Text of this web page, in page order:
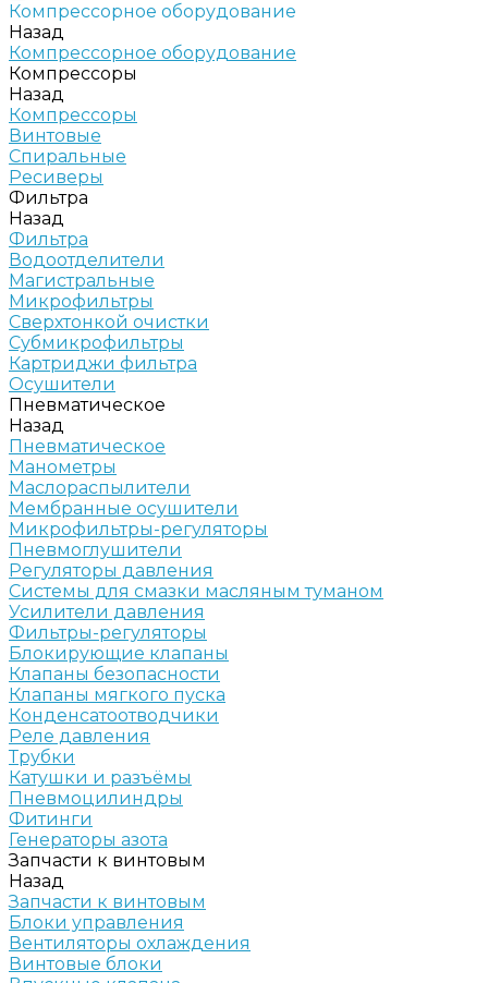
Компрессорное оборудование
Назад
Компрессорное оборудование
Компрессоры
Назад
Компрессоры
Винтовые
Спиральные
Ресиверы
Фильтра
Назад
Фильтра
Водоотделители
Магистральные
Микрофильтры
Сверхтонкой очистки
Субмикрофильтры
Картриджи фильтра
Осушители
Пневматическое
Назад
Пневматическое
Манометры
Маслораспылители
Мембранные осушители
Микрофильтры-регуляторы
Пневмоглушители
Регуляторы давления
Системы для смазки масляным туманом
Усилители давления
Фильтры-регуляторы
Блокирующие клапаны
Клапаны безопасности
Клапаны мягкого пуска
Конденсатоотводчики
Реле давления
Трубки
Катушки и разъёмы
Пневмоцилиндры
Фитинги
Генераторы азота
Запчасти к винтовым
Назад
Запчасти к винтовым
Блоки управления
Вентиляторы охлаждения
Винтовые блоки